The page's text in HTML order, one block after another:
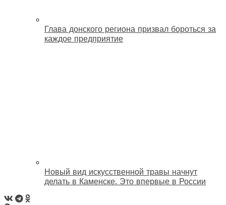
Глава донского региона призвал бороться за
каждое предприятие
Новый вид искусственной травы начнут
делать в Каменске. Это впервые в России